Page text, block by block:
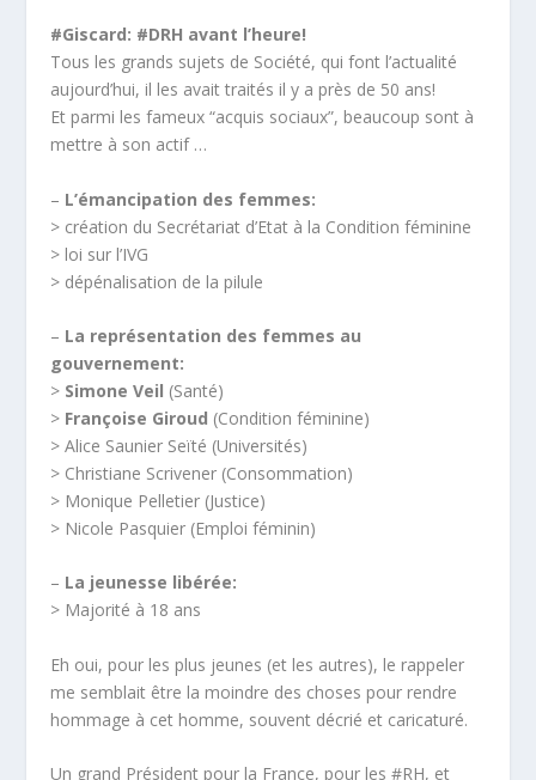
#Giscard: #DRH avant l’heure!
Tous les grands sujets de Société, qui font l’actualité
aujourd’hui, il les avait traités il y a près de 50 ans!
Et parmi les fameux “acquis sociaux”, beaucoup sont à
mettre à son actif …
– L’émancipation des femmes:
> création du Secrétariat d’Etat à la Condition féminine
> loi sur l’IVG
> dépénalisation de la pilule
– La représentation des femmes au
gouvernement:
> Simone Veil (Santé)
> Françoise Giroud (Condition féminine)
> Alice Saunier Seïté (Universités)
> Christiane Scrivener (Consommation)
> Monique Pelletier (Justice)
> Nicole Pasquier (Emploi féminin)
– La jeunesse libérée:
> Majorité à 18 ans
Eh oui, pour les plus jeunes (et les autres), le rappeler
me semblait être la moindre des choses pour rendre
hommage à cet homme, souvent décrié et caricaturé.
Un grand Président pour la France, pour les #RH, et